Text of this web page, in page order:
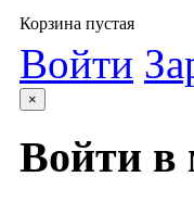
Корзина пустая
Войти
×
Войти в